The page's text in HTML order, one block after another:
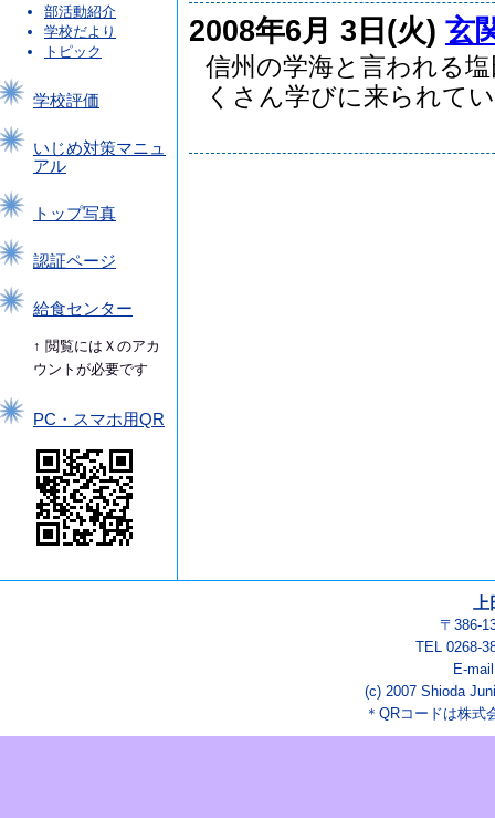
部活動紹介
学校だより
トピック
学校評価
いじめ対策マニュ
アル
トップ写真
認証ページ
給食センター
↑ 閲覧にはＸのアカ
ウントが必要です
PC・スマホ用QR
2008年6月 3日(火) 玄
信州の学海と言われる
くさん学びに来られて
〒386-
TEL 0268-
E-
(c) 2007 Shioda
＊QRコードは株式